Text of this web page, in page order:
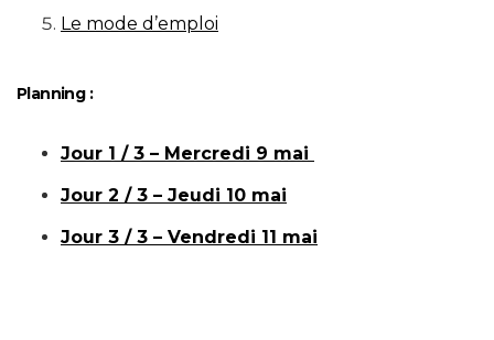
Le mode d’emploi
Planning :
Jour 1 / 3 – Mercredi 9 mai
Jour 2 / 3 – Jeudi 10 mai
Jour 3 / 3 – Vendredi 11 mai